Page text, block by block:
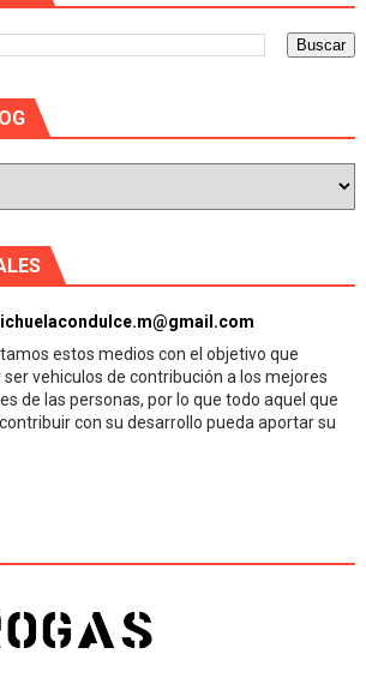
estos medios con el objetivo que
ser vehiculos de contribución a los mejores
de las personas, por lo que todo aquel que
con su desarrollo pueda aportar su